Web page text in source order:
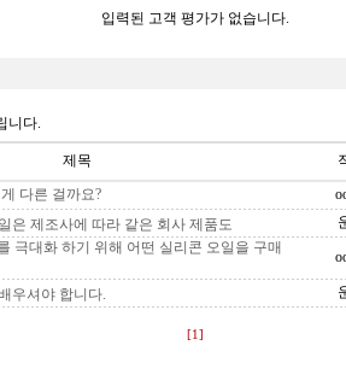
입력된 고객 평가가 없습니다.
니다.
제목
다른 걸까요?
은 제조사에 따라 같은 회사 제품도
극대화 하기 위해 어떤 실리콘 오일을 구매
우셔야 합니다.
[1]